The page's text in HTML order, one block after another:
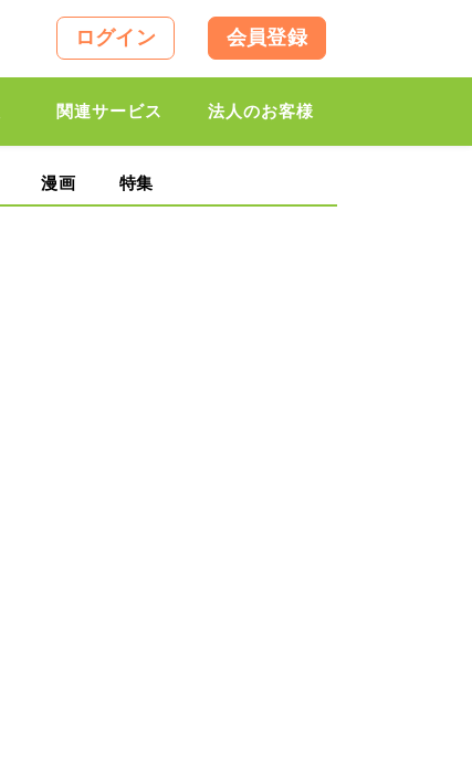
ログイン 会員登録
関連サービス 法人のお客様
漫画 特集